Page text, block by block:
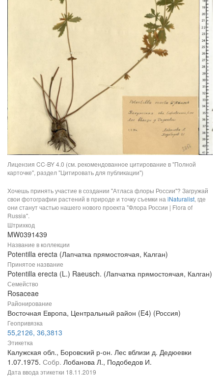
Лицензия CC-BY 4.0 (см. рекомендованное цитирование в "Полной
карточке", раздел "Цитировать для публикации")
Хочешь принять участие в создании "Атласа флоры России"? Загружай
свои фотографии растений в природе и точку съемки наiNaturalist, где
они станут частью нашего нового проекта "Флора России | Flora of
Russia".
Штрихкод
MW0391439
Название в коллекции
Potentilla erecta (Лапчатка прямостоячая, Калган)
Принятое название
Potentilla erecta (L.) Raeusch. (Лапчатка прямостоячая, Калган)
Семейство
Rosaceae
Районирование
Восточная Европа, Центральный район (E4) (Россия)
Геопривязка
55,2126, 36,3813
Этикетка
Калужская обл., Боровский р-он. Лес вблизи д. Дедюевки
1.07.1975. Собр. Лобанова Л., Подобедов И.
Дата ввода этикетки 18.11.2019